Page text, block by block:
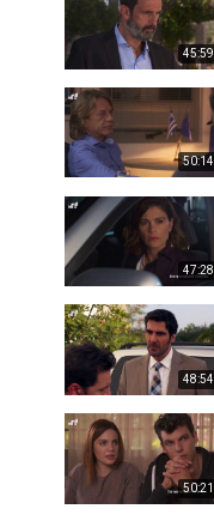
45:59
50:14
47:28
48:54
50:21